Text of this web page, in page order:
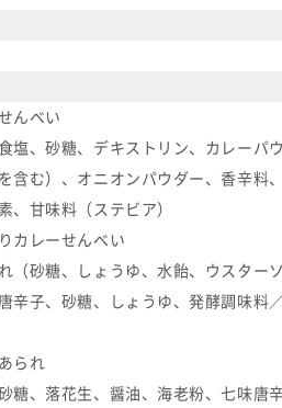
んべい
塩、砂糖、デキストリン、カレーパ
含む）、オニオンパウダー、香辛
、甘味料（ステビア）
カレーせんべい
（砂糖、しょうゆ、水飴、ウスタ
辛子、砂糖、しょうゆ、発酵調味
られ
糖、落花生、醤油、海老粉、七味唐